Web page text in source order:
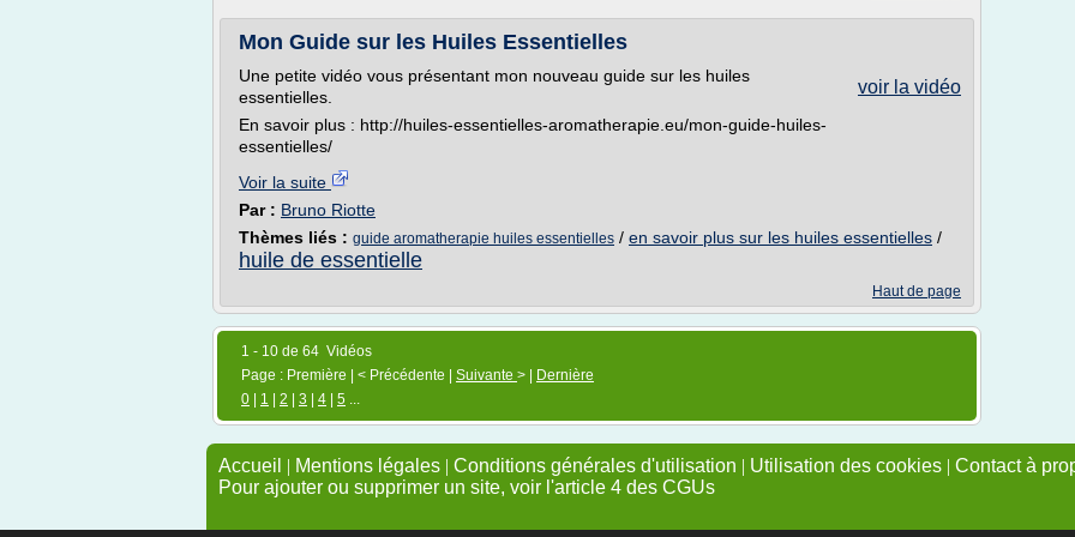
Mon Guide sur les Huiles Essentielles
voir la vidéo
Une petite vidéo vous présentant mon nouveau guide sur les huiles
essentielles.
En savoir plus : http://huiles-essentielles-aromatherapie.eu/mon-guide-huiles-
essentielles/
Voir la suite
Par : Bruno Riotte
Thèmes liés : guide aromatherapie huiles essentielles / en savoir plus sur les huiles essentielles /
huile de essentielle
Haut de page
1 - 10 de 64 Vidéos
Page : Première | < Précédente | Suivante > |
Dernière
0
1 2 3 4 5 ...
Accueil | Mentions légales | Conditions générales d'utilisation | Utilisation des cookies | Contact à
Pour ajouter ou supprimer un site, voir l'article 4 des CGUs